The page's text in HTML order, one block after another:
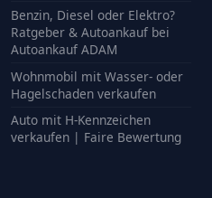
Benzin, Diesel oder Elektro?
Ratgeber & Autoankauf bei
Autoankauf ADAM
Wohnmobil mit Wasser- oder
Hagelschaden verkaufen
Auto mit H-Kennzeichen
verkaufen | Faire Bewertung